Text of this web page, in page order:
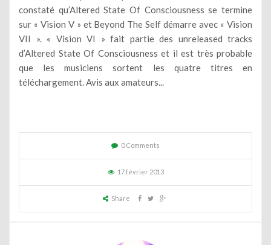
constaté qu’Altered State Of Consciousness se termine
sur « Vision V » et Beyond The Self démarre avec « Vision
VII ». « Vision VI » fait partie des unreleased tracks
d’Altered State Of Consciousness et il est très probable
que les musiciens sortent les quatre titres en
téléchargement. Avis aux amateurs...
0 Comments
17 février 2013
Share